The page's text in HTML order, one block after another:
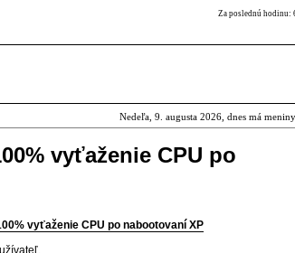
Za poslednú hodinu:
Nedeľa, 9. augusta 2026, dnes má meniny
vyťaženie CPU po
vyťaženie CPU po nabootovaní XP
.